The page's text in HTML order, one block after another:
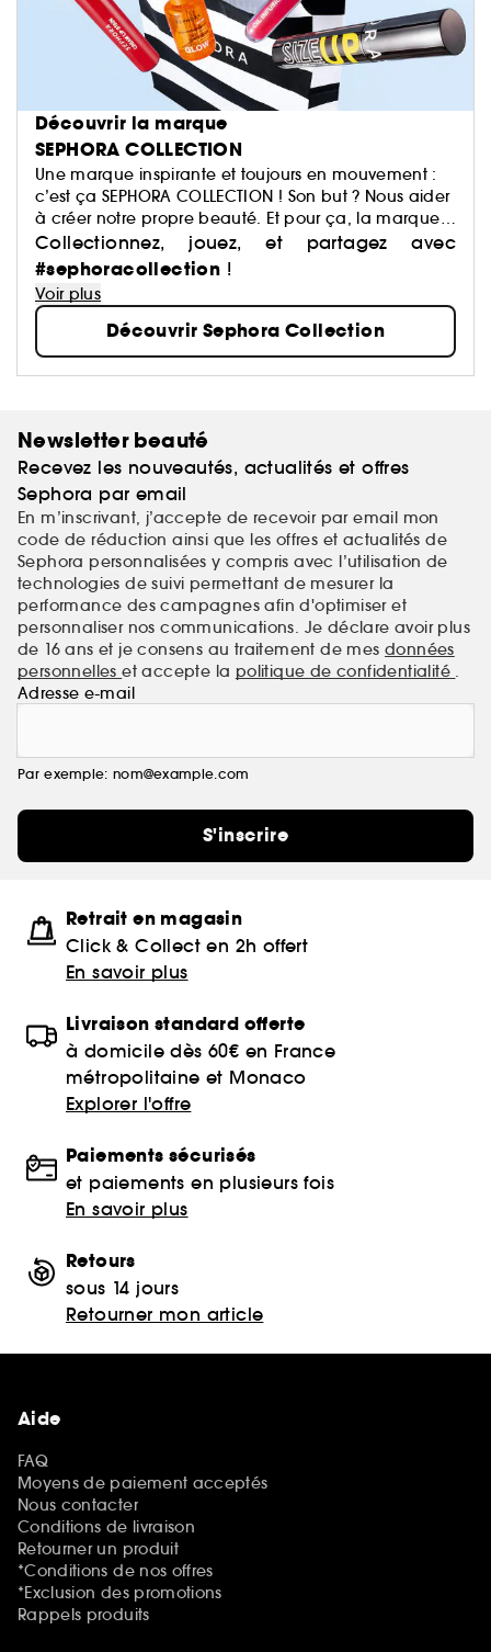
Découvrir la marque
SEPHORA COLLECTION
Une marque inspirante et toujours en mouvement :
c’est ça SEPHORA COLLECTION ! Son but ? Nous aider
à créer notre propre beauté. Et pour ça, la marque
a justement imaginé des centaines de produits : du
maquillage aux soins, du capillaire au parfum, du
bain aux compléments alimentaires,… Avec pour
mission de démocratiser une beauté performante.
Collectionnez, jouez, et partagez avec
#sephoracollection !
Voir plus
Découvrir Sephora Collection
Newsletter beauté
Recevez les nouveautés, actualités et offres
Sephora par email
En m’inscrivant, j’accepte de recevoir par email mon
code de réduction ainsi que les offres et actualités de
Sephora personnalisées y compris avec l’utilisation de
technologies de suivi permettant de mesurer la
performance des campagnes afin d'optimiser et
personnaliser nos communications. Je déclare avoir plus
de 16 ans et je consens au traitement de mes données
personnelleset accepte la politique de confidentialité .
Adresse e-mail
Par exemple: nom@example.com
S'inscrire
Retrait en magasin
Click & Collect en 2h offert
En savoir plus
Livraison standard offerte
à domicile dès 60€ en France
métropolitaine et Monaco
Explorer l'offre
Paiements sécurisés
et paiements en plusieurs fois
En savoir plus
Retours
sous 14 jours
Retourner mon article
Aide
FAQ
Moyens de paiement acceptés
Nous contacter
Conditions de livraison
Retourner un produit
*Conditions de nos offres
*Exclusion des promotions
Rappels produits